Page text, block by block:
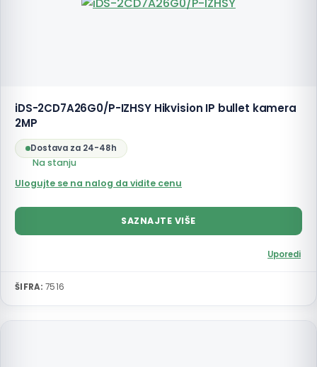
iDS-2CD7A26G0/P-IZHSY Hikvision IP bullet kamera
2MP
Dostava za 24-48h
Na stanju
Ulogujte se na nalog da vidite cenu
SAZNAJTE VIŠE
Uporedi
ŠIFRA: 7516